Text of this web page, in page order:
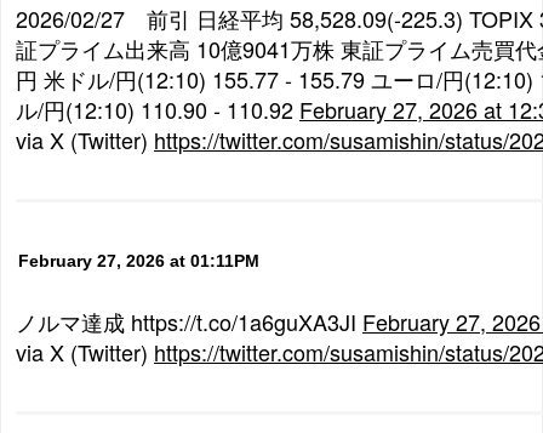
2026/02/27 前引 日経平均 58,528.09(-225.3) TOPIX
証プライム出来高 10億9041万株 東証プライム売買
円 米ドル/円(12:10) 155.77 - 155.79 ユーロ/円
ル/円(12:10) 110.90 - 110.92 February 27, 2026 at
via X (Twitter) https://twitter.com/susamishin/status/
February 27, 2026 at 01:11PM
ノルマ達成 https://t.co/1a6guXA3JI February 27,
via X (Twitter) https://twitter.com/susamishin/status/